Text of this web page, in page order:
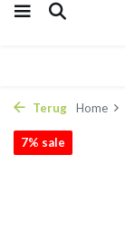
Terug Home
7% sale